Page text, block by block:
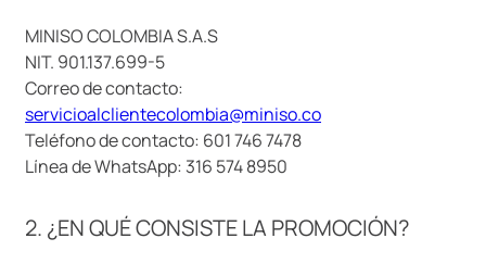
MINISO COLOMBIA S.A.S
NIT. 901.137.699-5
Correo de contacto:
servicioalclientecolombia@miniso.co
Teléfono de contacto: 601 746 7478
Línea de WhatsApp: 316 574 8950
2. ¿EN QUÉ CONSISTE LA PROMOCIÓN?
7.
disney
8.
termos
9.
one piece
10. llaveros